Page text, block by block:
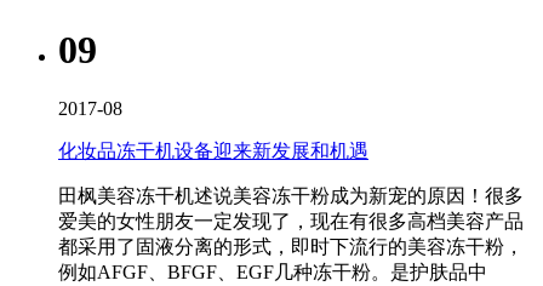
09
2017-08
化妆品冻干机设备迎来新发展和机遇
田枫美容冻干机​述说美容冻干粉成为新宠的原因！很多
爱美的女性朋友一定发现了，现在有很多高档美容产品
都采用了固液分离的形式，即时下流行的美容冻干粉，
例如AFGF、BFGF、EGF几种冻干粉。是护肤品中